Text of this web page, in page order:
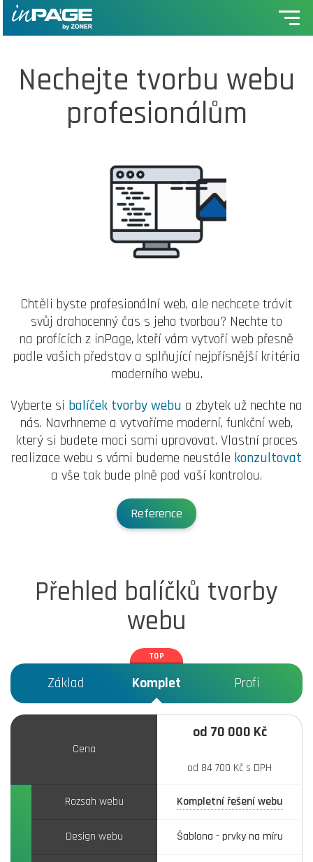
Nechejte tvorbu webu
profesionálům
Chtěli byste profesionální web, ale nechcete trávit
svůj drahocenný čas s jeho tvorbou? Nechte to
na profících z inPage, kteří vám vytvoří web přesně
podle vašich představ a splňující nejpřísnější kritéria
moderního webu.
Vyberte si balíček tvorby webu a zbytek už nechte na
nás. Navrhneme a vytvoříme moderní, funkční web,
který si budete moci sami upravovat. Vlastní proces
realizace webu s vámi budeme neustále konzultovat
a vše tak bude plně pod vaší kontrolou.
Reference
Přehled balíčků tvorby
webu
Základ Komplet Profi
Cena
od 70 000 Kč
od 84 700 Kč s DPH
Rozsah webu Kompletní řešení webu
Design webu Šablona - prvky na míru